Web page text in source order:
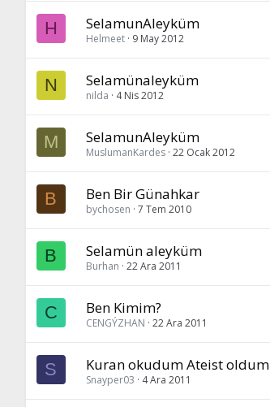
H SelamunAleyküm
Helmeet 9 May 2012
N Selamünaleyküm
nilda 4 Nis 2012
M SelamunAleyküm
MuslumanKardes 22 Ocak 2012
B Ben Bir Günahkar
bychosen 7 Tem 2010
B Selamün aleyküm
Burhan 22 Ara 2011
C Ben Kimim?
CENGÝZHAN 22 Ara 2011
S Kuran okudum Ateist oldum
Snayper03 4 Ara 2011